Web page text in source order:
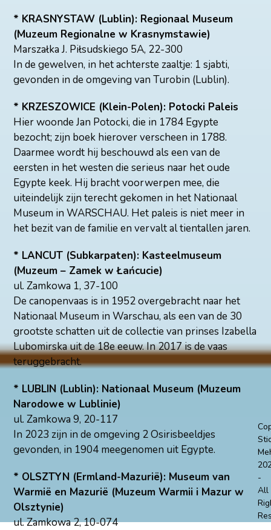
* KRASNYSTAW (Lublin): Regionaal Museum
(Muzeum Regionalne w Krasnymstawie)
Marszałka J. Piłsudskiego 5A, 22-300
In de gewelven, in het achterste zaaltje: 1 sjabti,
gevonden in de omgeving van Turobin (Lublin).
* KRZESZOWICE (Klein-Polen): Potocki Paleis
Hier woonde Jan Potocki, die in 1784 Egypte
bezocht; zijn boek hierover verscheen in 1788.
Daarmee wordt hij beschouwd als een van de
eersten in het westen die serieus naar het oude
Egypte keek. Hij bracht voorwerpen mee, die
uiteindelijk zijn terecht gekomen in het Nationaal
Museum in WARSCHAU. Het paleis is niet meer in
het bezit van de familie en vervalt al tientallen jaren.
* LANCUT (Subkarpaten): Kasteelmuseum
(Muzeum – Zamek w Łańcucie)
ul. Zamkowa 1, 37-100
De canopenvaas is in 1952 overgebracht naar het
Nationaal Museum in Warschau, als een van de 30
grootste schatten uit de collectie van prinses Izabella
Lubomirska uit de 18e eeuw. In 2017 is de vaas
teruggebracht.
* LUBLIN (Lublin): Nationaal Museum (Muzeum
Narodowe w Lublinie)
ul. Zamkowa 9, 20-117
In 2023 zijn in de omgeving 2 Osirisbeeldjes
gevonden, in 1904 meegenomen uit Egypte.
* OLSZTYN (Ermland-Mazurië): Museum van
Warmië en Mazurië (Muzeum Warmii i Mazur w
Olsztynie)
ul. Zamkowa 2, 10-074
-
All